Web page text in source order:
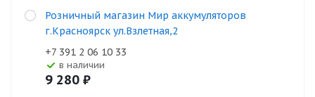
Розничный магазин Мир аккумуляторов
г.Красноярск ул.Взлетная,2
+7 391 2 06 10 33
В наличии
9 280 ₽